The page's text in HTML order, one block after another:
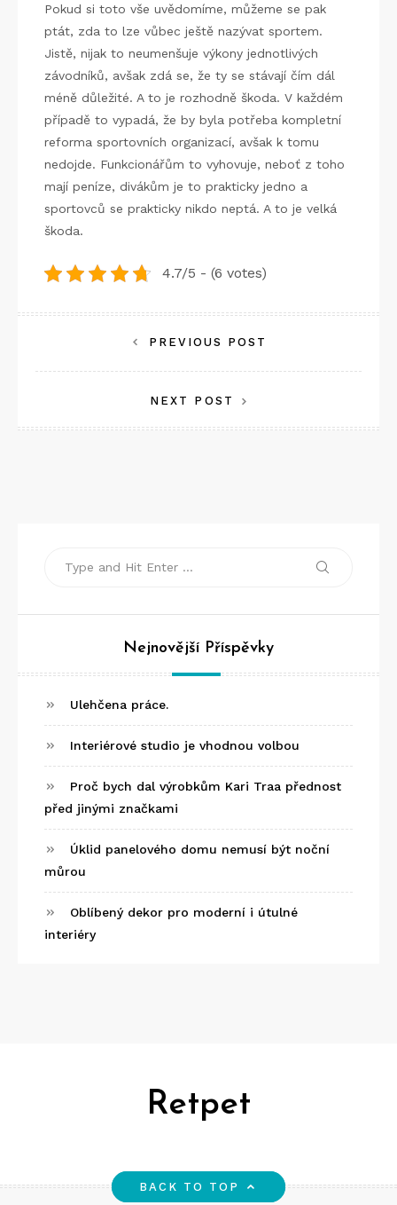
Pokud si toto vše uvědomíme, můžeme se pak
ptát, zda to lze vůbec ještě nazývat sportem.
Jistě, nijak to neumenšuje výkony jednotlivých
závodníků, avšak zdá se, že ty se stávají čím dál
méně důležité. A to je rozhodně škoda. V každém
případě to vypadá, že by byla potřeba kompletní
reforma sportovních organizací, avšak k tomu
nedojde. Funkcionářům to vyhovuje, neboť z toho
mají peníze, divákům je to prakticky jedno a
sportovců se prakticky nikdo neptá. A to je velká
škoda.
4.7/5 - (6 votes)
Navigace
pro
PREVIOUS POST
NEXT POST
Search
Nejnovější Příspěvky
Ulehčena práce.
Interiérové studio je vhodnou volbou
Proč bych dal výrobkům Kari Traa přednost
před jinými značkami
Úklid panelového domu nemusí být noční
můrou
Oblíbený dekor pro moderní i útulné
interiéry
Retpet
BACK TO TOP